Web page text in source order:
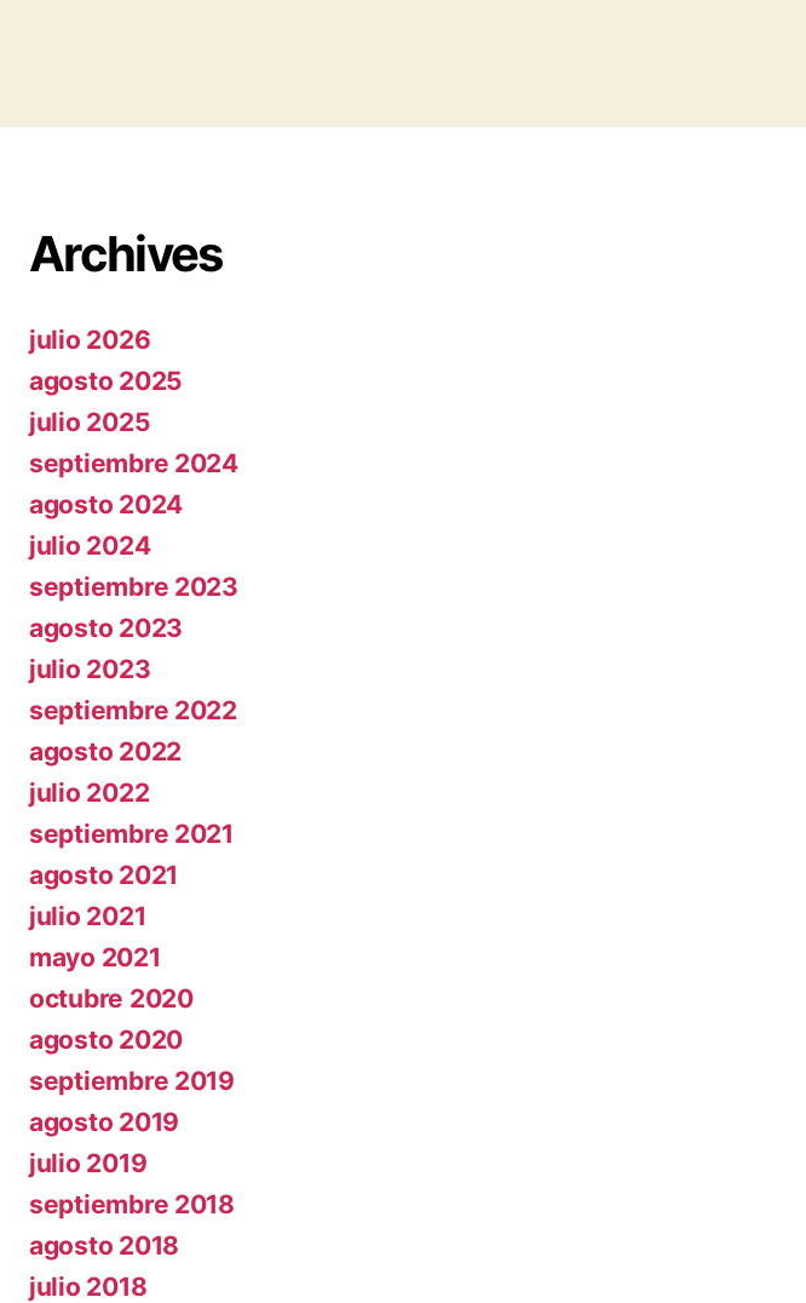
Archives
julio 2026
agosto 2025
julio 2025
septiembre 2024
agosto 2024
julio 2024
septiembre 2023
agosto 2023
julio 2023
septiembre 2022
agosto 2022
julio 2022
septiembre 2021
agosto 2021
julio 2021
mayo 2021
octubre 2020
agosto 2020
septiembre 2019
agosto 2019
julio 2019
septiembre 2018
agosto 2018
julio 2018